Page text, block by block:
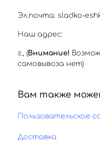
Эл.почта: sladko-
Наш адрес:
г. , (Внимание!
самовывоза нет)
Вам также
Пользовательское
Доставка